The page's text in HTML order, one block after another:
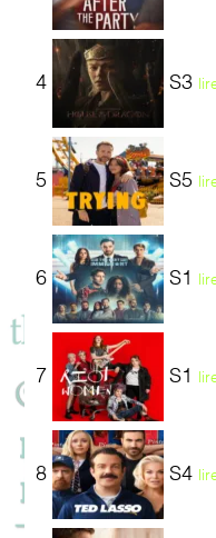
4 S3
5 S5
6 S1
7 S1
8 S4